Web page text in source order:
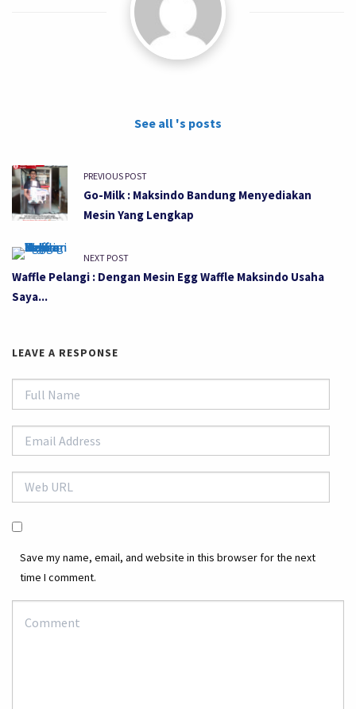
See all 's posts
PREVIOUS POST
Go-Milk : Maksindo Bandung Menyediakan
Mesin Yang Lengkap
NEXT POST
Waffle Pelangi : Dengan Mesin Egg Waffle Maksindo Usaha
Saya...
LEAVE A RESPONSE
Save my name, email, and website in this browser for the next
time I comment.